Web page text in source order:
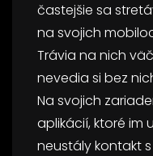
častejšie sa
na svojich
Trávia na nich
nevedia si bez
Na svojich
aplikácií, ktoré im
neustály kontakt